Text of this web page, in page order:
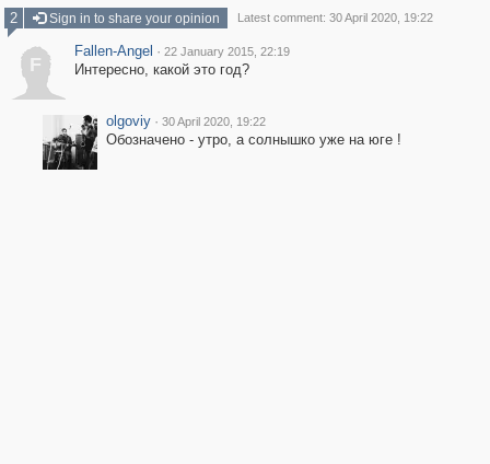
2
Sign in to share your opinion Latest comment: 30 April 2020, 19:22
F
Fallen-Angel · 22 January 2015, 22:19
Интересно, какой это год?
olgoviy · 30 April 2020, 19:22
Обозначено - утро, а солнышко уже на юге !